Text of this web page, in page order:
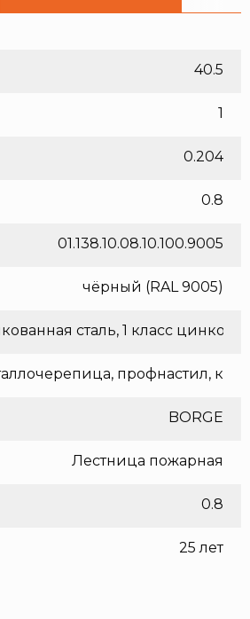
40.5
1
0.204
0.8
01.138.10.08.10.100.9005
чёрный (RAL 9005)
BORGE
Лестница пожарная
0.8
25 лет